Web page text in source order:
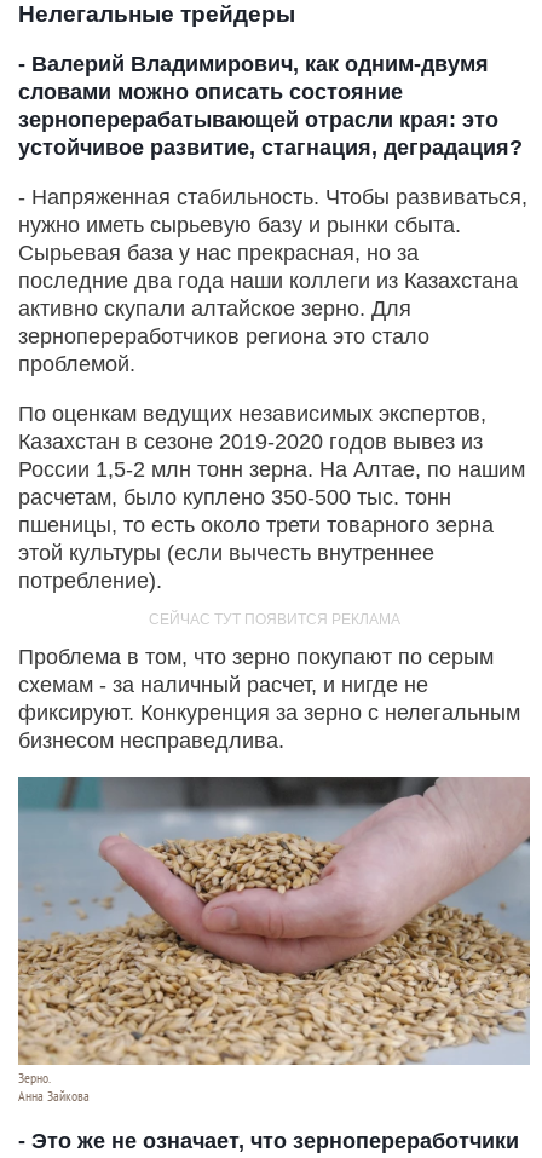
Нелегальные трейдеры
- Валерий Владимирович, как одним-двумя
словами можно описать состояние
зерноперерабатывающей отрасли края: это
устойчивое развитие, стагнация, деградация?
- Напряженная стабильность. Чтобы развиваться,
нужно иметь сырьевую базу и рынки сбыта.
Сырьевая база у нас прекрасная, но за
последние два года наши коллеги из Казахстана
активно скупали алтайское зерно. Для
зернопереработчиков региона это стало
проблемой.
По оценкам ведущих независимых экспертов,
Казахстан в сезоне 2019-2020 годов вывез из
России 1,5-2 млн тонн зерна. На Алтае, по нашим
расчетам, было куплено 350-500 тыс. тонн
пшеницы, то есть около трети товарного зерна
этой культуры (если вычесть внутреннее
потребление).
Проблема в том, что зерно покупают по серым
схемам - за наличный расчет, и нигде не
фиксируют. Конкуренция за зерно с нелегальным
бизнесом несправедлива.
Зерно.
Анна Зайкова
- Это же не означает, что зернопереработчики